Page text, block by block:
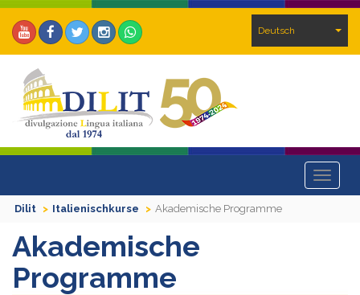
Deutsch
Toggle
Dilit
Italienischkurse Akademische Programme
Akademische
Programme